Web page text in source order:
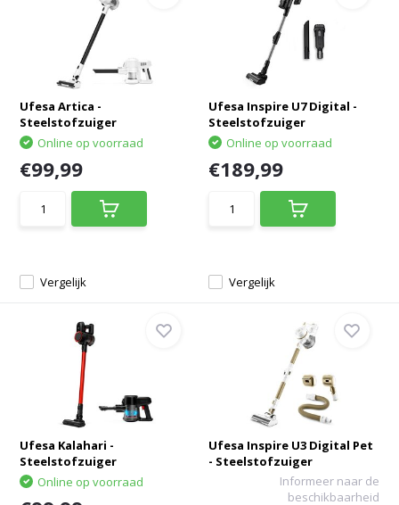
Ufesa Artica -
Steelstofzuiger
Vergelijk
Online op voorraad
€99,99
Ufesa Inspire U7 Digital -
Steelstofzuiger
Vergelijk
Online op voorraad
€189,99
Ufesa Kalahari -
Steelstofzuiger
Online op voorraad
Ufesa Inspire U3 Digital Pet
- Steelstofzuiger
Informeer naar de
beschikbaarheid